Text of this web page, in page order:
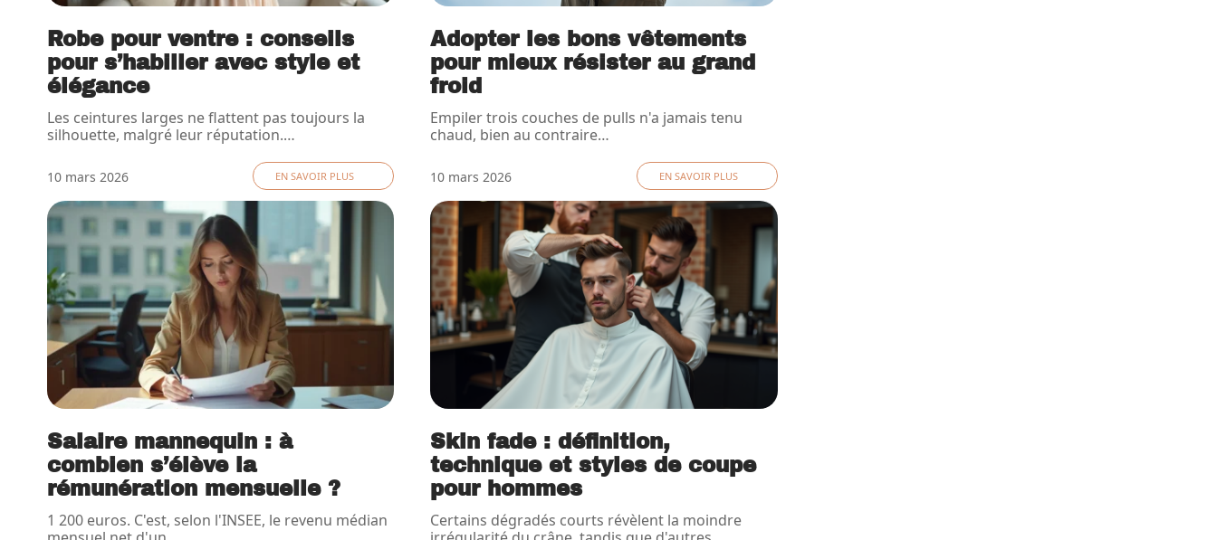
Robe pour ventre : conseils
pour s’habiller avec style et
élégance
Les ceintures larges ne flattent pas toujours la
silhouette, malgré leur réputation.…
10 mars 2026 EN SAVOIR PLUS
Adopter les bons vêtements
pour mieux résister au grand
froid
Empiler trois couches de pulls n'a jamais tenu
chaud, bien au contraire…
10 mars 2026 EN SAVOIR PLUS
Salaire mannequin : à
combien s’élève la
rémunération mensuelle ?
1 200 euros. C'est, selon l'INSEE, le revenu médian
Skin fade : définition,
technique et styles de coupe
pour hommes
Certains dégradés courts révèlent la moindre